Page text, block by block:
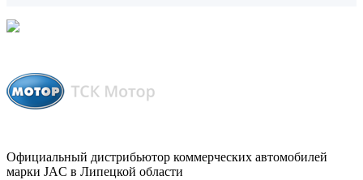
Официальный дистрибьютор коммерческих автомобилей
марки JAC в Липецкой области